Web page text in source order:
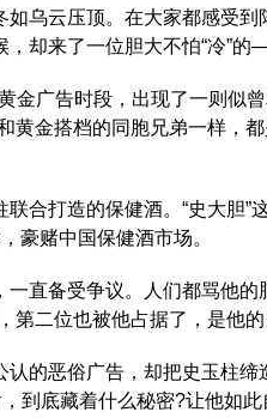
如乌云压顶。在大家都感受
，却来了一位胆大不怕“冷”
金广告时段，出现了一则似
黄金搭档的同胞兄弟一样，
合打造的保健酒。“史大胆”
豪赌中国保健酒市场。
直备受争议。人们都骂他的
第二位也被他占据了，是他
的恶俗广告，却把史玉柱缔
到底藏着什么秘密?让他如